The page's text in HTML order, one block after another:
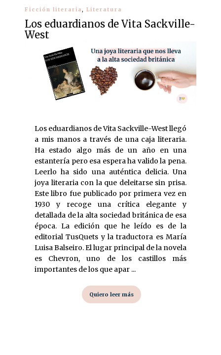
Ficción literaria, Literatura
Los eduardianos de Vita Sackville-
West
Los eduardianos de Vita Sackville-West llegó
a mis manos a través de una caja literaria.
Ha estado algo más de un año en una
estantería pero esa espera ha valido la pena.
Leerlo ha sido una auténtica delicia. Una
joya literaria con la que deleitarse sin prisa.
Este libro fue publicado por primera vez en
1930 y recoge una crítica elegante y
detallada de la alta sociedad británica de esa
época. La edición que he leído es de la
editorial TusQuets y la traductora es María
Luisa Balseiro. El lugar principal de la novela
es Chevron, uno de los castillos más
importantes de los que apar ...
Quiero leer más